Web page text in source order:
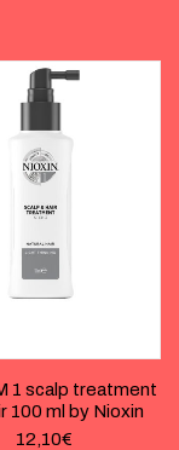
1 scalp treatment
100 ml by Nioxin
12,10€